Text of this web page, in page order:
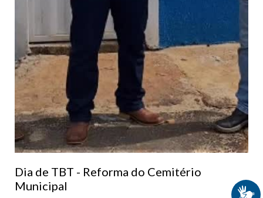
Dia de TBT - Reforma do Cemitério
Municipal